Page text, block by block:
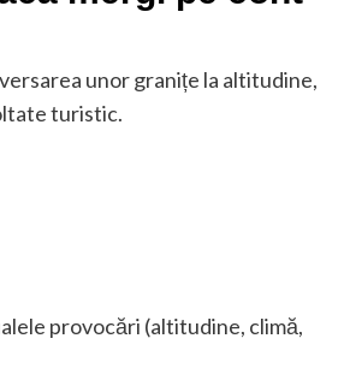
unor granițe la altitudine,
turistic.
provocări (altitudine, climă,